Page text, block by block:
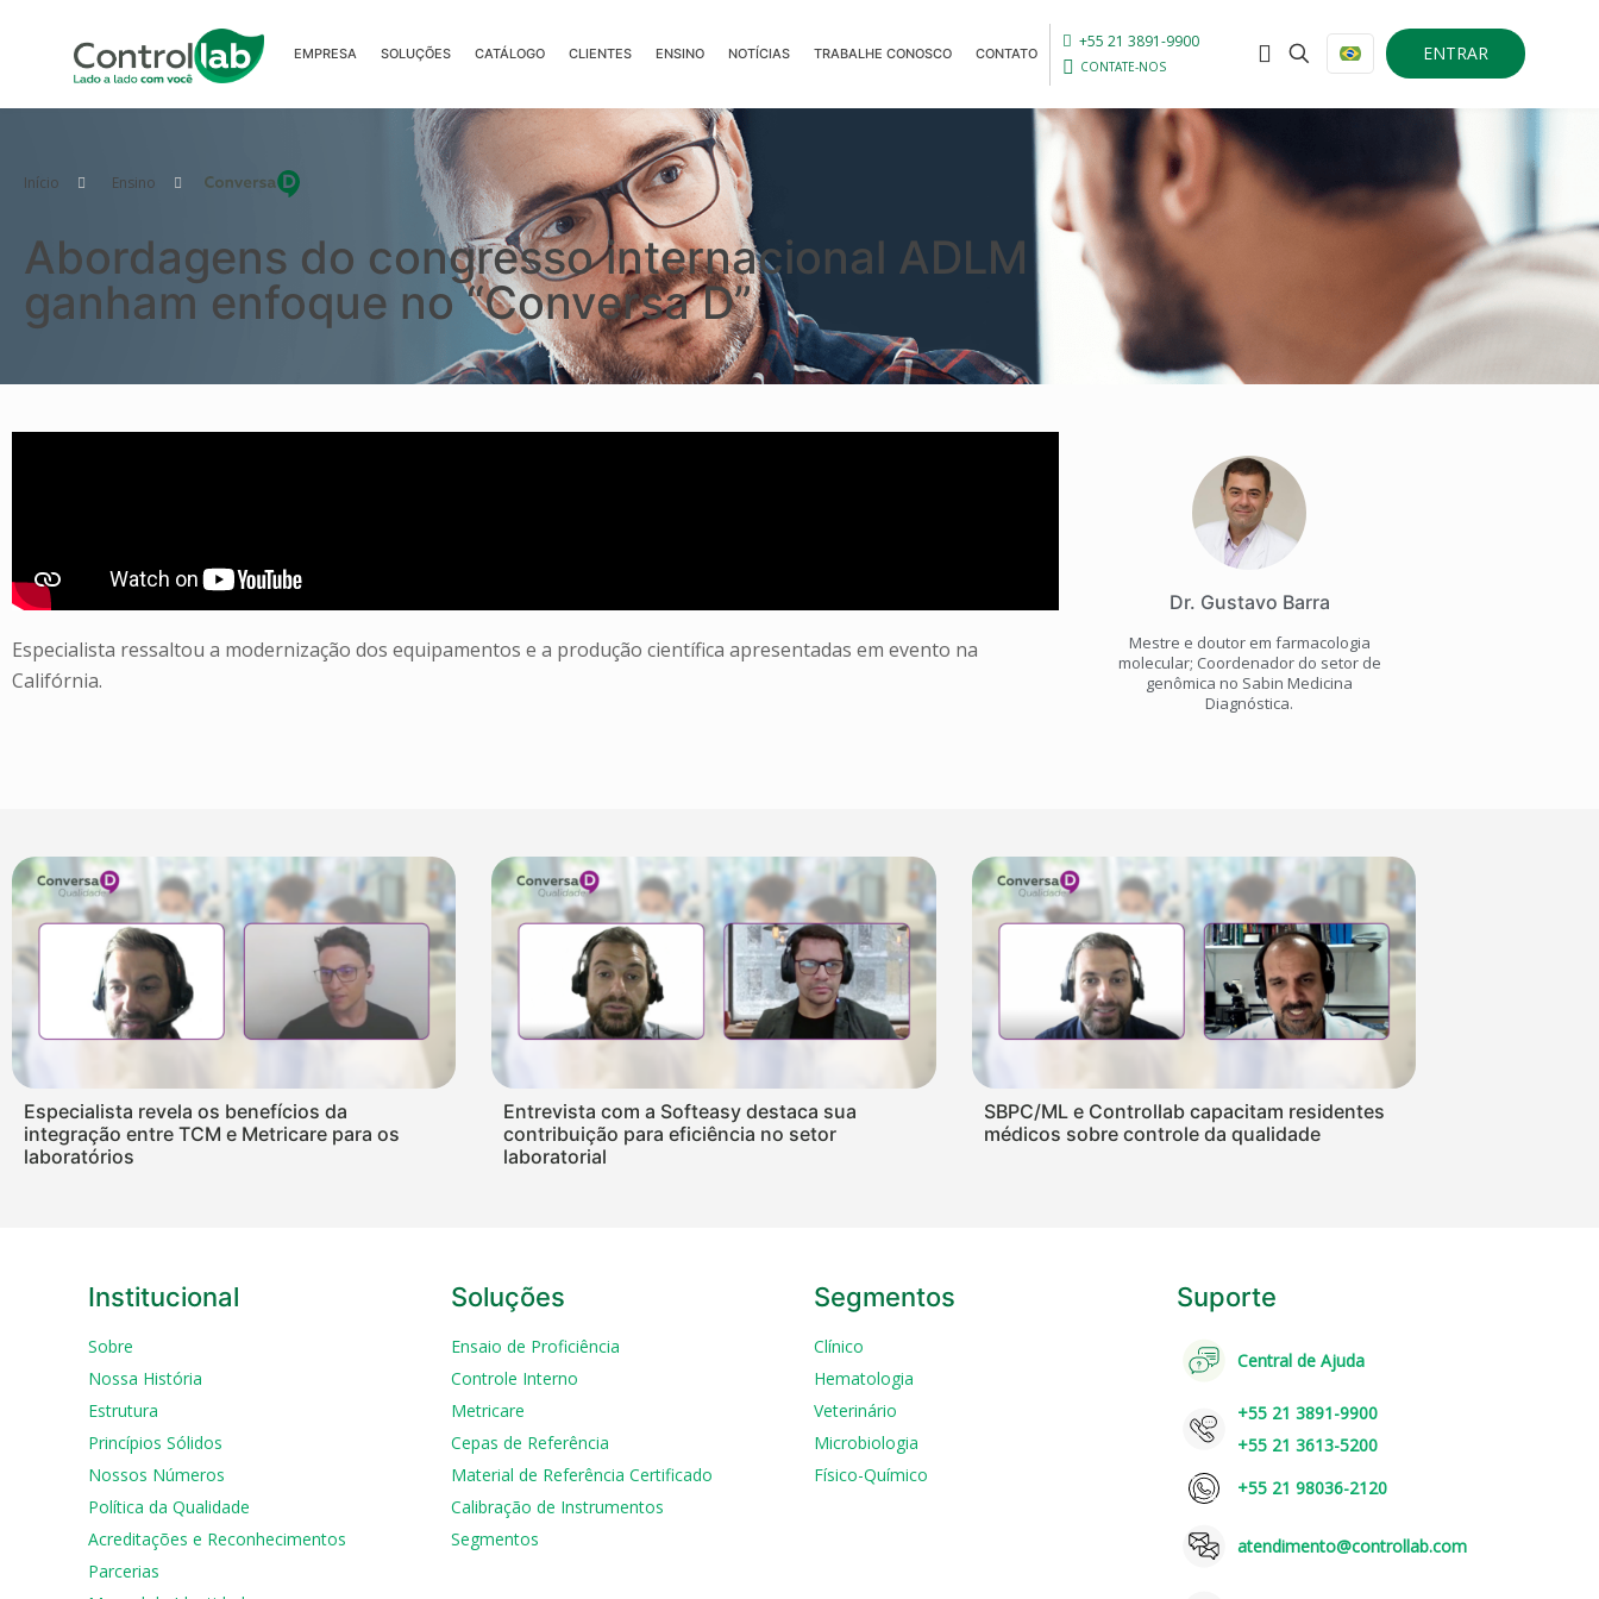
EMPRESA SOLUÇÕES CATÁLOGO CLIENTES ENSINO NOTÍCIAS TRABALHE CONOSCO CONTATO
+55 21 3891-9900
CONTATE-NOS
ENTRAR
Início Ensino
Abordagens do congresso internacional ADLM
ganham enfoque no “Conversa D”
Especialista ressaltou a modernização dos equipamentos e a produção científica apresentadas em evento na
Califórnia.
Dr. Gustavo Barra
Mestre e doutor em farmacologia
molecular; Coordenador do setor de
genômica no Sabin Medicina
Diagnóstica.
Especialista revela os benefícios da
integração entre TCM e Metricare para os
laboratórios
Entrevista com a Softeasy destaca sua
contribuição para eficiência no setor
laboratorial
SBPC/ML e Controllab capacitam residentes
médicos sobre controle da qualidade
Institucional
Sobre
Nossa História
Estrutura
Princípios Sólidos
Nossos Números
Política da Qualidade
Acreditações e Reconhecimentos
Parcerias
Soluções
Ensaio de Proficiência
Controle Interno
Metricare
Cepas de Referência
Material de Referência Certificado
Calibração de Instrumentos
Segmentos
Segmentos
Clínico
Hematologia
Veterinário
Microbiologia
Físico-Químico
Suporte
Central de Ajuda
+55 21 3891-9900
+55 21 3613-5200
+55 21 98036-2120
atendimento@controllab.com